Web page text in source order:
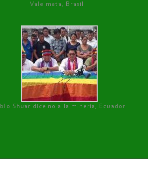
Vale mata, Brasil
Shuar dice no a la minería, Ecuador